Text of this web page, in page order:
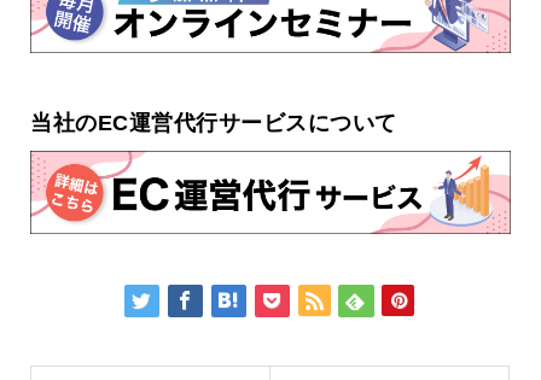
当社のEC運営代行サービスについて